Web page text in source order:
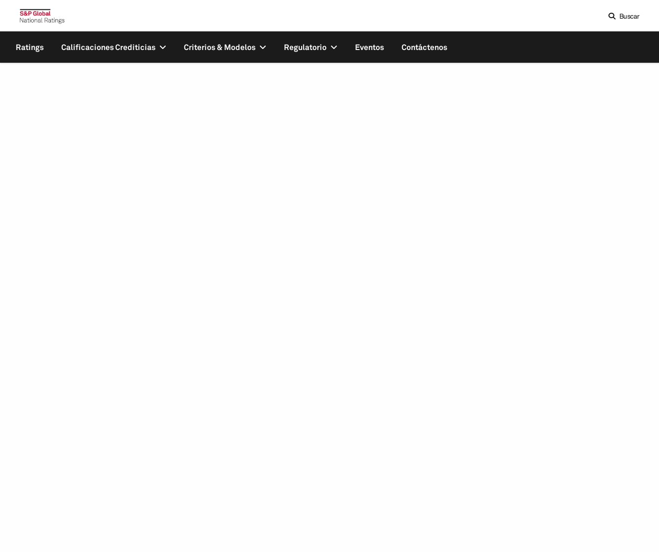
Buscar
Ratings Calificaciones Crediticias Criterios & Modelos Regulatorio Eventos Contáctenos